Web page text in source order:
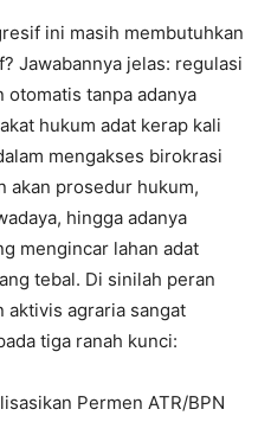
ini masih membutuhkan
Jawabannya jelas: regulasi
otomatis tanpa adanya
hukum adat kerap kali
mengakses birokrasi
akan prosedur hukum,
hingga adanya
mengincar lahan adat
tebal. Di sinilah peran
aktivis agraria sangat
tiga ranah kunci:
Permen ATR/BPN